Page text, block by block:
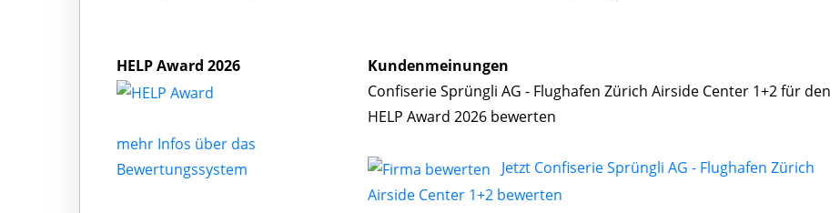
HELP Award 2026
mehr Infos über das
Bewertungssystem
Kundenmeinungen
Confiserie Sprüngli AG - Flughafen Zürich Airside Center 1+2 für den
HELP Award 2026 bewerten
Jetzt Confiserie Sprüngli AG - Flughafen Zürich
Airside Center 1+2 bewerten